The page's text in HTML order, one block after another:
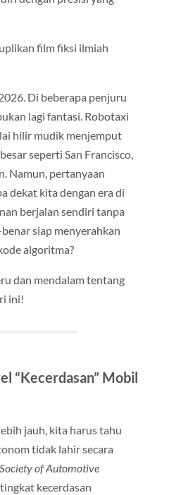
film fiksi ilmiah
Di beberapa penjuru
lagi fantasi. Robotaxi
hilir mudik menjemput
seperti San Francisco,
Namun, pertanyaan
dekat kita dengan era di
berjalan sendiri tanpa
siap menyerahkan
algoritma?
dan mendalam tentang
ini!
“Kecerdasan” Mobil
jauh, kita harus tahu
tidak lahir secara
Society of Automotive
kecerdasan